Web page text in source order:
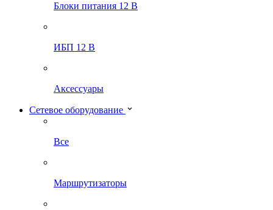
Блоки питания 12 В
ИБП 12 В
Аксессуары
Сетевое оборудование
Все
Маршрутизаторы